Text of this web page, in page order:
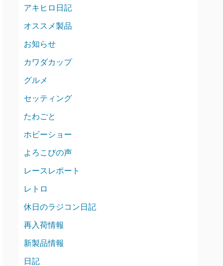
アキヒロ日記
オススメ製品
お知らせ
カワダカップ
グルメ
セッティング
たわごと
ホビーショー
よろこびの声
レースレポート
レトロ
休日のラジコン日記
再入荷情報
新製品情報
日記